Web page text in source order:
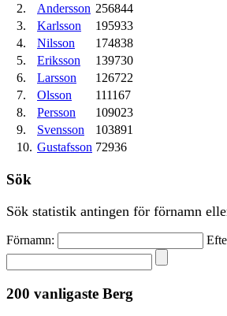
2.
Andersson 256844
3.
Karlsson
195933
4.
Nilsson
174838
5.
Eriksson
139730
6.
Larsson
126722
7.
Olsson
111167
8.
Persson
109023
9.
Svensson
103891
10. Gustafsson 72936
Sök
Sök statistik antingen för förnamn
Förnamn:
200 vanligaste Berg